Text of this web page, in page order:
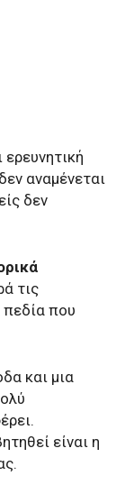
ερευνητική
αναμένεται
δεν
τις
πεδία που
και μια
είναι η